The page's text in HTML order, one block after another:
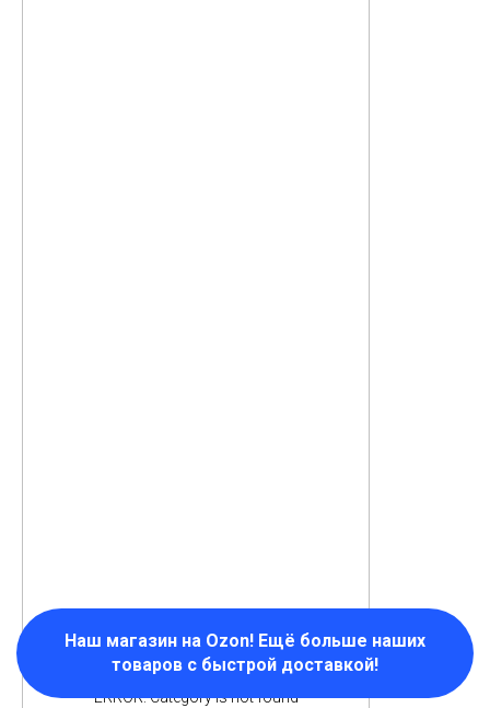
Наш магазин на Ozon! Ещё больше наших
товаров с быстрой доставкой!
ERROR: Category is not found